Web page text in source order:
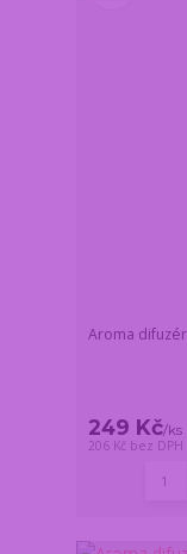
Aroma
249 Kč/ks
206 Kč bez DPH